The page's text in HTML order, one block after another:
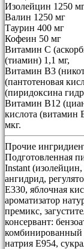
Изолейцин 1250
Валин 1250 мг
Таурин 400 мг
Кофеин 50 мг
Витамин С
(тиамин) 1,1 мг,
Витамин В3
(пантотеновая
(пиридоксина
Витамин В12
кислота (витамин
мкг.
Прочие
Подготовленная
Instant
ангидрид,
Е330, яблочная
ароматизатор
премикс,
консервант:
комбинированный
натрия Е954,